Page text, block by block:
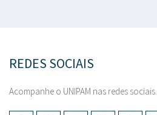
REDES SOCIAIS
Acompanhe o UNIPAM nas redes sociais.